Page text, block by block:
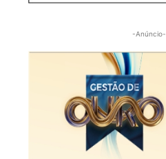
-Anúncio-